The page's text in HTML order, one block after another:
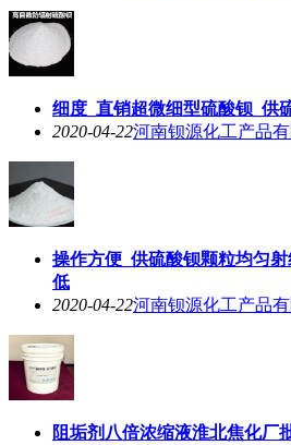
细度_直销超微细型硫酸钡_供
2020-04-22河南钡源化工产品有
操作方便_供硫酸钡颗粒均匀
低
2020-04-22河南钡源化工产品有
阻垢剂八倍浓缩液淮北焦化厂